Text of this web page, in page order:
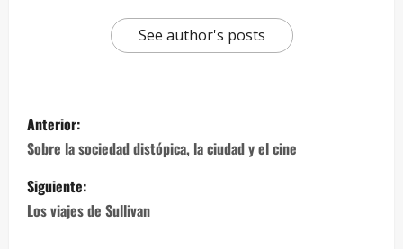
See author's posts
Anterior:
Sobre la sociedad distópica, la ciudad y el cine
Siguiente:
Los viajes de Sullivan